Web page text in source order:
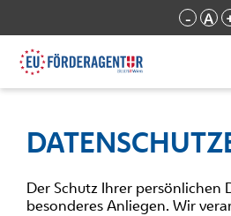
- A
Der Schutz Ihrer persönlichen
besonderes Anliegen. Wir